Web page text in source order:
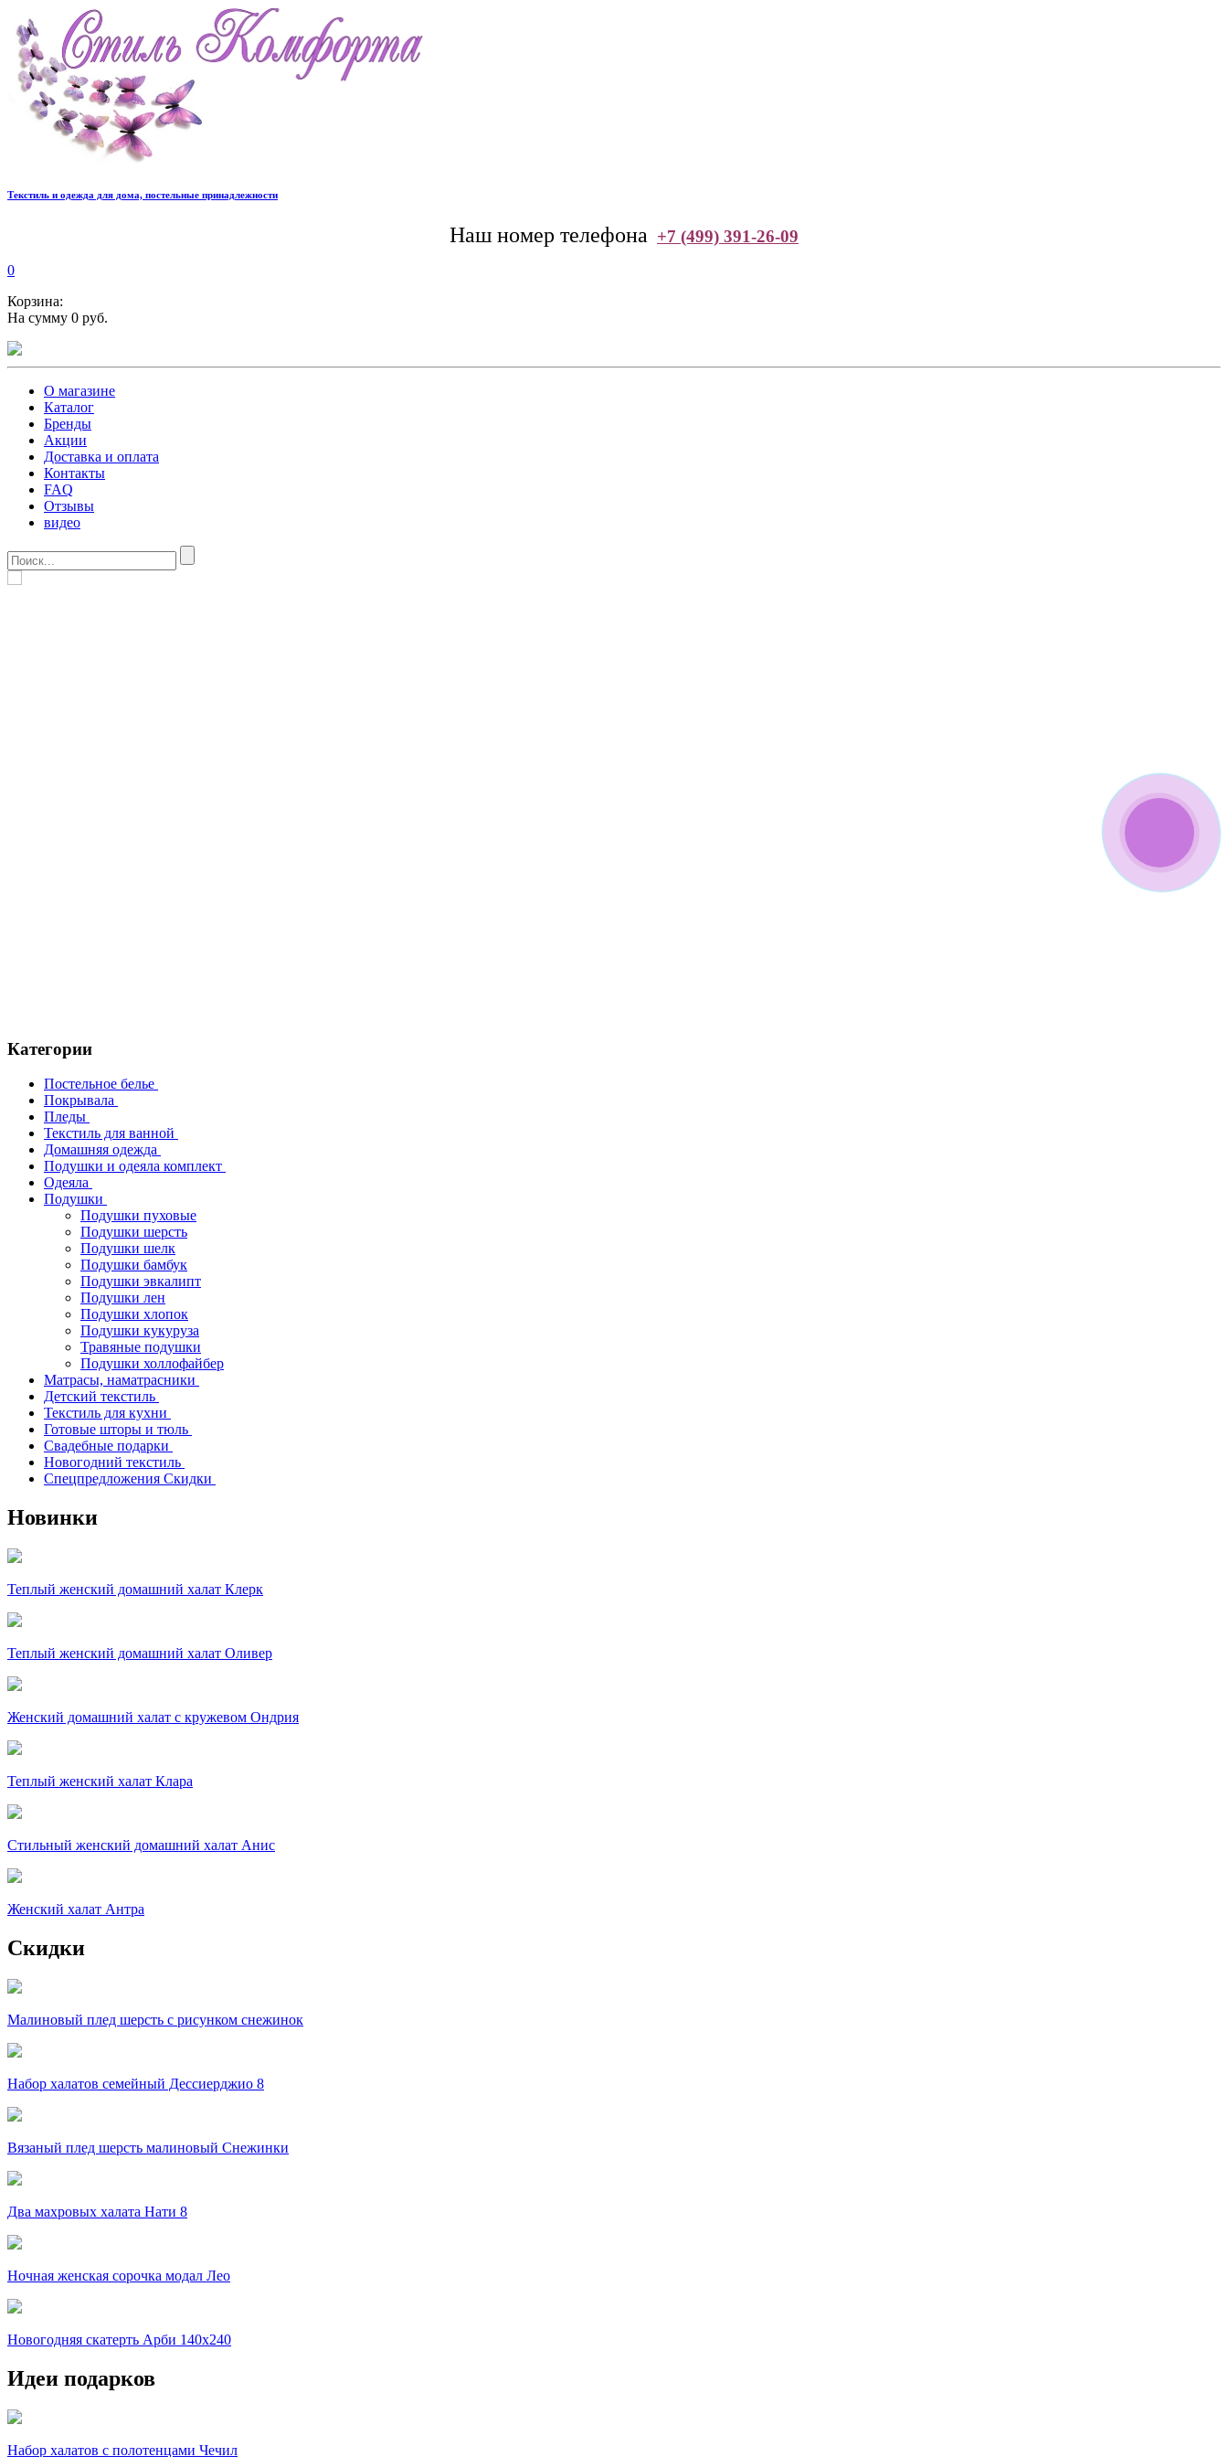
Текстиль и одежда для дома, постельные принадлежности
Наш номер телефона +7 (499) 391-26-09
0
Корзина:
На сумму 0 руб.
О магазине
Каталог
Бренды
Акции
Доставка и оплата
Контакты
FAQ
Отзывы
видео
Категории
Постельное белье
Покрывала
Пледы
Текстиль для ванной
Домашняя одежда
Подушки и одеяла комплект
Одеяла
Подушки
Подушки пуховые
Подушки шерсть
Подушки шелк
Подушки бамбук
Подушки эвкалипт
Подушки лен
Подушки хлопок
Подушки кукуруза
Травяные подушки
Подушки холлофайбер
Матрасы, наматрасники
Детский текстиль
Текстиль для кухни
Готовые шторы и тюль
Свадебные подарки
Новогодний текстиль
Спецпредложения Скидки
Новинки
Теплый женский домашний халат Клерк
Теплый женский домашний халат Оливер
Женский домашний халат с кружевом Ондрия
Теплый женский халат Клара
Стильный женский домашний халат Анис
Женский халат Антра
Скидки
Малиновый плед шерсть с рисунком снежинок
Набор халатов семейный Дессиерджио 8
Вязаный плед шерсть малиновый Снежинки
Два махровых халата Нати 8
Ночная женская сорочка модал Лео
Новогодняя скатерть Арби 140х240
Идеи подарков
Набор халатов с полотенцами Чечил